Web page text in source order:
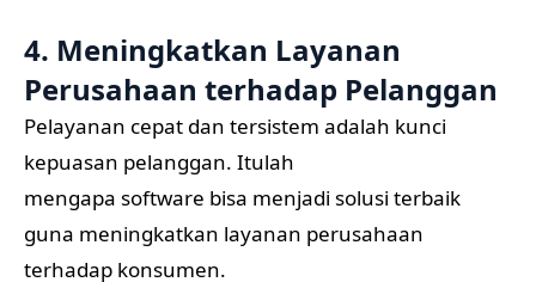
4. Meningkatkan Layanan
Perusahaan terhadap Pelanggan
Pelayanan cepat dan tersistem adalah kunci
kepuasan pelanggan. Itulah
mengapa software bisa menjadi solusi terbaik
guna meningkatkan layanan perusahaan
terhadap konsumen.